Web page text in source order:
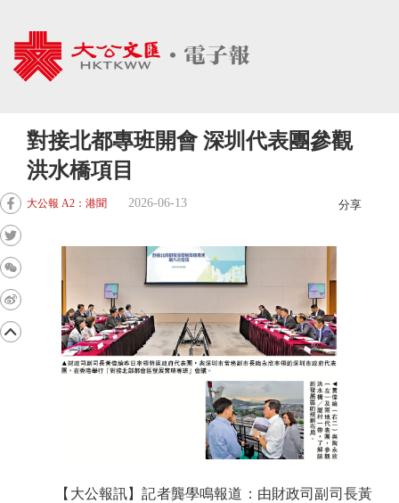
對接北都專班開會 深圳代表團參觀
洪水橋項目
大公報 A2：港聞 2026-06-13 分享
【大公報訊】記者龔學鳴報道：由財政司副司長黃